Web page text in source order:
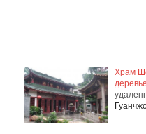
Храм